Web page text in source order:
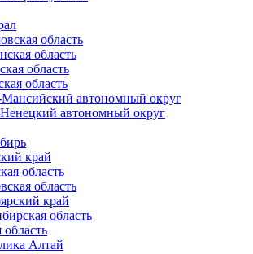
область
область
область
область
автономный округ
автономный округ
край
область
область
край
область
Алтай